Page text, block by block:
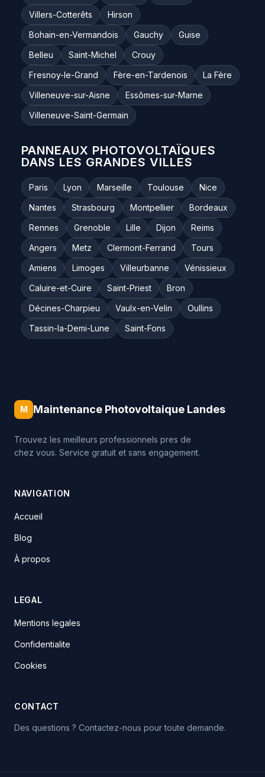
Villers-Cotterêts
Hirson
Bohain-en-Vermandois
Gauchy
Guise
Belleu
Saint-Michel
Crouy
Fresnoy-le-Grand
Fère-en-Tardenois
La Fère
Villeneuve-sur-Aisne
Essômes-sur-Marne
Villeneuve-Saint-Germain
PANNEAUX PHOTOVOLTAÏQUES
DANS LES GRANDES VILLES
Paris Lyon Marseille Toulouse
Nice
Nantes
Strasbourg Montpellier
Bordeaux
Rennes
Grenoble Lille Dijon
Reims
Angers
Metz Clermont-Ferrand
Tours
Amiens
Limoges Villeurbanne
Vénissieux
Caluire-et-Cuire
Saint-Priest
Bron
Décines-Charpieu
Vaulx-en-Velin
Oullins
Tassin-la-Demi-Lune
Saint-Fons
M Maintenance Photovoltaique Landes
Trouvez les meilleurs professionnels pres de
chez vous. Service gratuit et sans engagement.
NAVIGATION
Accueil
Blog
À propos
LEGAL
Mentions legales
Confidentialite
Cookies
CONTACT
Des questions ? Contactez-nous pour toute demande.